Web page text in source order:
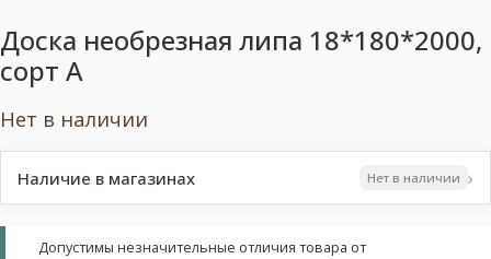
Доска необрезная липа 18*180*2000,
сорт А
Нет в наличии
Наличие в магазинах Нет в наличии ›
Допустимы незначительные отличия товара от